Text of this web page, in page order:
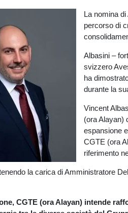
La nomina
percorso di
Albasini –
svizzero
ha
durante la
Vincent
(ora Alayan)
espansione
CGTE (ora
riferimento
la carica di Amministratore
CGTE (ora Alayan) intende